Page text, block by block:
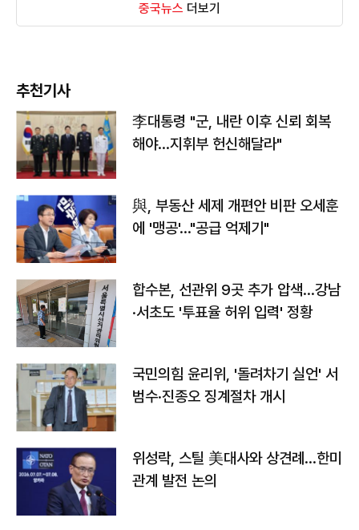
중국뉴스 더보기
추천기사
李대통령 "군, 내란 이후 신뢰 회복
해야…지휘부 헌신해달라"
與, 부동산 세제 개편안 비판 오세훈
에 '맹공'…"공급 억제기"
합수본, 선관위 9곳 추가 압색…강남
·서초도 '투표율 허위 입력' 정황
국민의힘 윤리위, '돌려차기 실언' 서
범수·진종오 징계절차 개시
위성락, 스틸 美대사와 상견례…한미
관계 발전 논의